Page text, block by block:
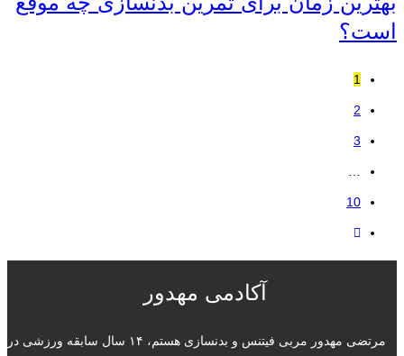
است؟
1
2
3
…
10
آکادمی مهدور
مرتضی مهدور مربی فیتنس و بدنسازی هستم، ۱۴ سال سابقه ورزشی در